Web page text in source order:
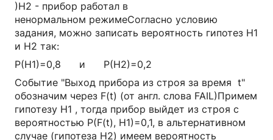
)H2 - прибор работал в
ненормальном режимеСогласно условию
задания, можно записать вероятность гипотез H1
и Н2 так:
Р(H1)=0,8 и Р(H2)=0,2
Событие "Выход прибора из строя за время t"
обозначим через F(t) (от англ. слова FAIL)Примем
гипотезу Н1 , тогда прибор выйдет из строя с
вероятностью Р(F(t), H1)=0,1, в альтернативном
случае (гипотеза H2) имеем вероятность